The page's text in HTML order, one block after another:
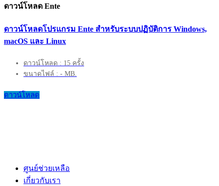
ดาวน์โหลด Ente
ดาวน์โหลดโปรแกรม Ente สำหรับระบบปฏิบัติการ Windows,
macOS และ Linux
ดาวน์โหลด : 15 ครั้ง
ขนาดไฟล์ : - MB.
ดาวน์โหลด
ศูนย์ช่วยเหลือ
เกี่ยวกับเรา